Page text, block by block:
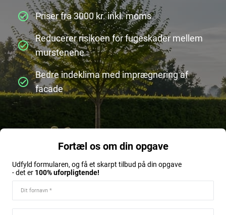
Priser fra 3000 kr. inkl. moms
Reducerer risikoen for fugeskader mellem
murstenene
Bedre indeklima med imprægnering af
facade
Fortæl os om din opgave
Udfyld formularen, og få et skarpt tilbud på din opgave
- det er 100% uforpligtende!